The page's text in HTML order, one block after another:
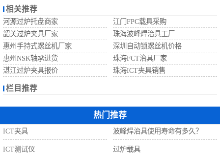
相关推荐
河源过炉托盘商家
江门FPC载具采购
韶关过炉夹具厂家
珠海波峰焊治具工厂
惠州手持式螺丝机厂家
深圳自动锁螺丝机价格
惠州NSK轴承进货
珠海FCT治具厂家
湛江过炉夹具报价
珠海ICT夹具销售
栏目推荐
热门推荐
ICT夹具 波峰焊治具使用寿命有多久？
ICT测试仪 过炉载具